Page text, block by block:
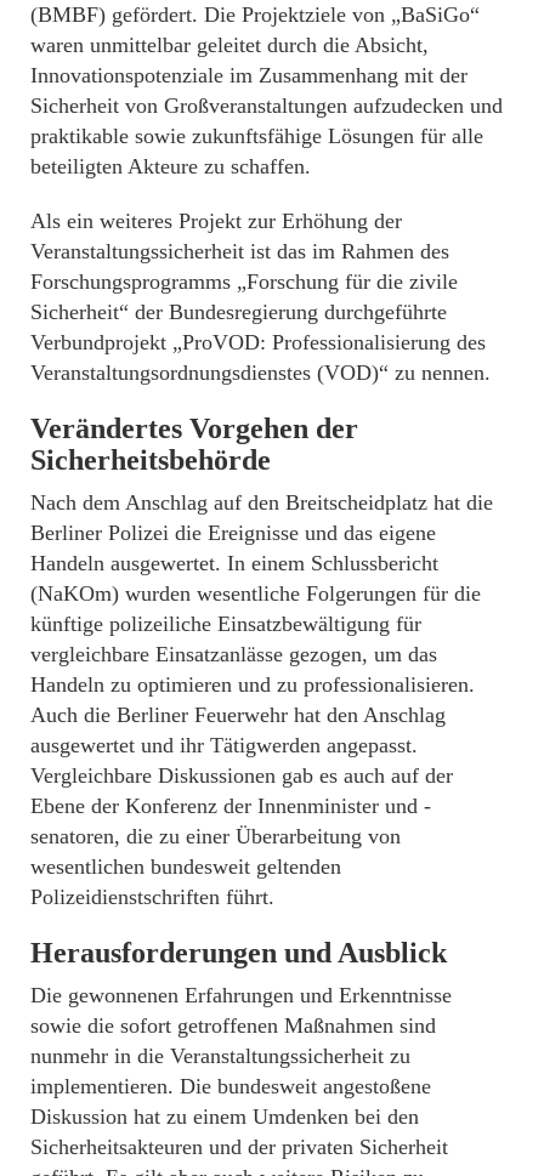
(BMBF) gefördert. Die Projektziele von „BaSiGo“
waren unmittelbar geleitet durch die Absicht,
Innovationspotenziale im Zusammenhang mit der
Sicherheit von Großveranstaltungen aufzudecken und
praktikable sowie zukunftsfähige Lösungen für alle
beteiligten Akteure zu schaffen.
Als ein weiteres Projekt zur Erhöhung der
Veranstaltungssicherheit ist das im Rahmen des
Forschungsprogramms „Forschung für die zivile
Sicherheit“ der Bundesregierung durchgeführte
Verbundprojekt „ProVOD: Professionalisierung des
Veranstaltungsordnungsdienstes (VOD)“ zu nennen.
Verändertes Vorgehen der
Sicherheitsbehörde
Nach dem Anschlag auf den Breitscheidplatz hat die
Berliner Polizei die Ereignisse und das eigene
Handeln ausgewertet. In einem Schlussbericht
(NaKOm) wurden wesentliche Folgerungen für die
künftige polizeiliche Einsatzbewältigung für
vergleichbare Einsatzanlässe gezogen, um das
Handeln zu optimieren und zu professionalisieren.
Auch die Berliner Feuerwehr hat den Anschlag
ausgewertet und ihr Tätigwerden angepasst.
Vergleichbare Diskussionen gab es auch auf der
Ebene der Konferenz der Innenminister und -
senatoren, die zu einer Überarbeitung von
wesentlichen bundesweit geltenden
Polizeidienstschriften führt.
Herausforderungen und Ausblick
Die gewonnenen Erfahrungen und Erkenntnisse
sowie die sofort getroffenen Maßnahmen sind
nunmehr in die Veranstaltungssicherheit zu
implementieren. Die bundesweit angestoßene
Diskussion hat zu einem Umdenken bei den
Sicherheitsakteuren und der privaten Sicherheit